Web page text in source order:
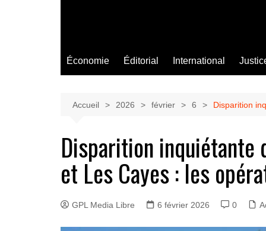
Économie Éditorial International
Accueil 2026 février 6 Disparition
Disparition inquiétante
et Les Cayes : les
GPL Media Libre 6 février 2026 0